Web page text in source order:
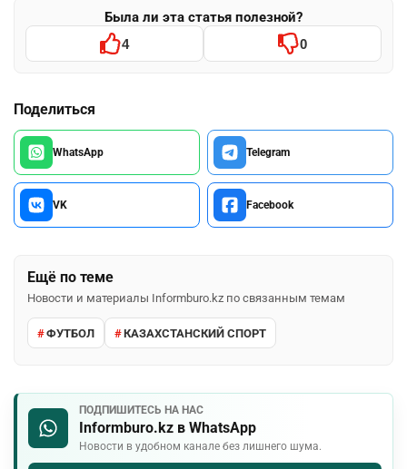
Была ли эта статья полезной?
4 0
Поделиться
WhatsApp Telegram
VK Facebook
Ещё по теме
Новости и материалы Informburo.kz по связанным темам
ФУТБОЛ КАЗАХСТАНСКИЙ СПОРТ
ПОДПИШИТЕСЬ НА НАС
Informburo.kz в WhatsApp
Новости в удобном канале без лишнего шума.